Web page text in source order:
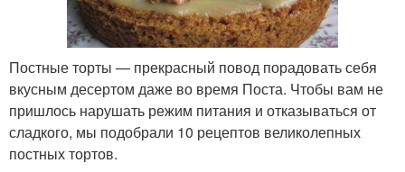
Постные торты — прекрасный повод порадовать себя
вкусным десертом даже во время Поста. Чтобы вам не
пришлось нарушать режим питания и отказываться от
сладкого, мы подобрали 10 рецептов великолепных
постных тортов.